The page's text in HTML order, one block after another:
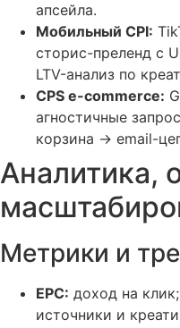
апсейла.
Мобильный CPI:
сторис-преленд с
LTV-анализ по
CPS e-commerce:
агностичные
корзина → email-
Аналитика,
Метрики и
EPC: доход на
источники и